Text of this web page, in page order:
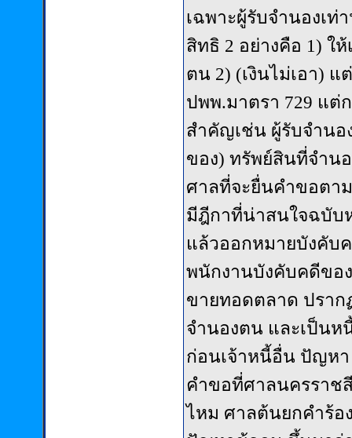
เฉพาะผู้รับจำนองเ
สิทธิ 2 อย่างคือ 1) ใ
ตน 2) (เงินไม่เอา)
ปพพ.มาตรา 729 แต่
สำคัญเช่น ผู้รับจำนอ
ของ) ทรัพย์สินที่จำน
ศาลที่จะยื่นคำขอตา
มีฎีกาที่น่าสนใจฉบับ
แล้วออกหมายบังคับ
พนักงานบังคับคดีขอ
ขายทอดตลาด ปรา
จำนองตน และเป็น
ก่อนเจ้าหนี้อื่น ปัญห
คำขอที่ศาลนครราช
ไหม ศาลต้นยกคำร้อ